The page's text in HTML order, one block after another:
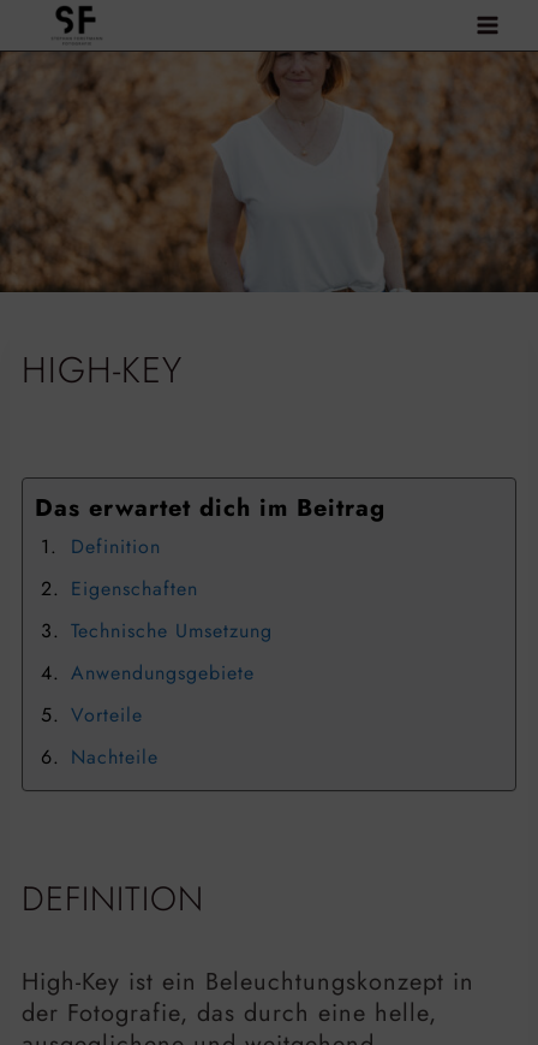
Inhalt
springen
HIGH-KEY
Das erwartet dich im Beitrag
Definition
Eigenschaften
Technische Umsetzung
Anwendungsgebiete
Vorteile
Nachteile
DEFINITION
High-Key ist ein Beleuchtungskonzept in
der Fotografie, das durch eine helle,